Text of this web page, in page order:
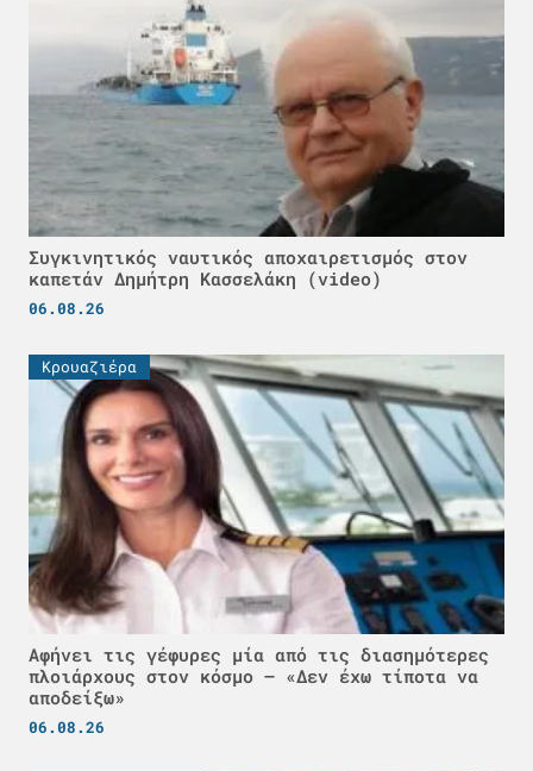
Συγκινητικός ναυτικός αποχαιρετισμός στον
καπετάν Δημήτρη Κασσελάκη (video)
06.08.26
Κρουαζιέρα
Αφήνει τις γέφυρες μία από τις διασημότερες
πλοιάρχους στον κόσμο – «Δεν έχω τίποτα να
αποδείξω»
06.08.26